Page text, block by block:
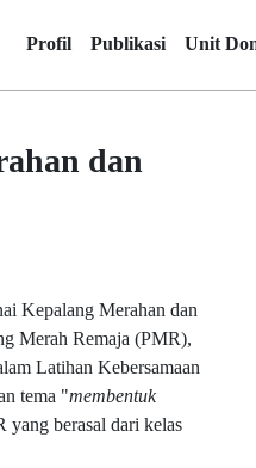
Profil Publikasi Unit
dan
Kepalang Merahan dan
Merah Remaja (PMR),
Latihan Kebersamaan
tema "membentuk
berasal dari kelas